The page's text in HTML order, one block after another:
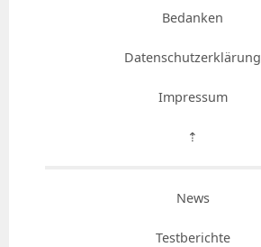
Bedanken
Datenschutzerklärung
Impressum
⇡
News
Testberichte